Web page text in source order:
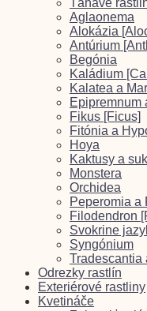
Aglaonema
Alokázia
Antúrium
Begónia
Kaládium
Kalatea a
Epipremnum
Fikus [Ficus]
Fitónia a
Hoya
Kaktusy a
Monstera
Orchidea
Peperomia a
Filodendron
Svokrine
Syngónium
Tradescantia
Odrezky rastlín
Exteriérové rastliny
Kvetináče